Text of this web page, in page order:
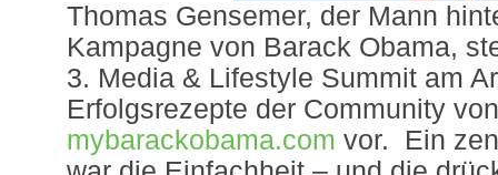
Thomas Gensemer, der Mann
Kampagne von Barack Obama,
3. Media & Lifestyle Summit am
Erfolgsrezepte der Community von
mybarackobama.com vor. Ein